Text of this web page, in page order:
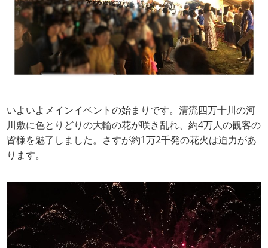
いよいよメインイベントの始まりです。清流四万十川の河
川敷に色とりどりの大輪の花が咲き乱れ、約4万人の観客の
皆様を魅了しました。さすが約1万2千発の花火は迫力があ
ります。